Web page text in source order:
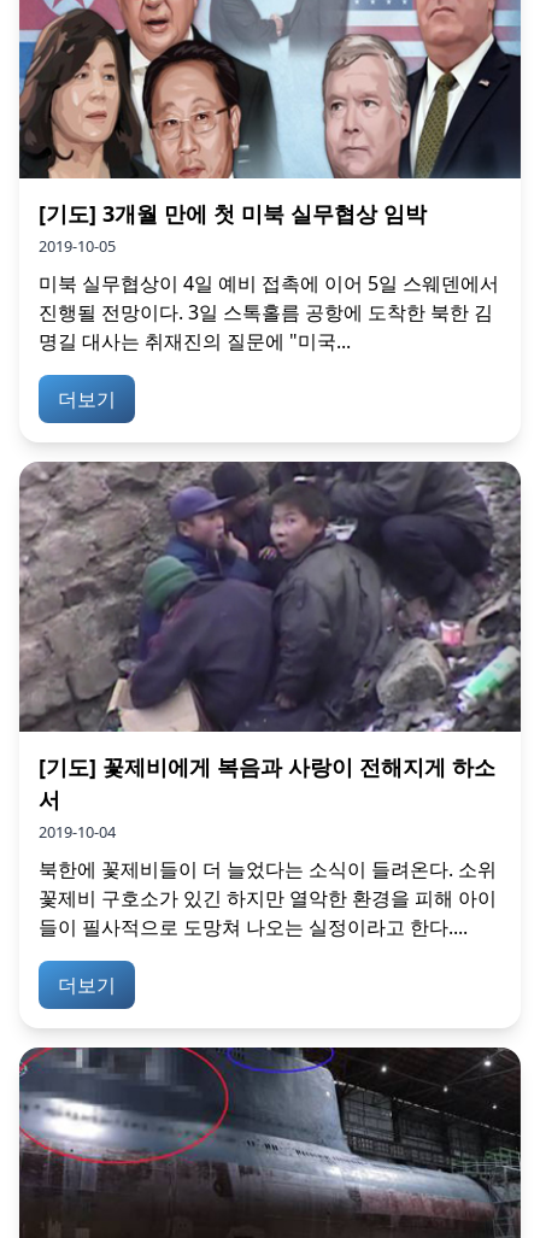
[기도] 3개월 만에 첫 미북 실무협상 임박
2019-10-05
미북 실무협상이 4일 예비 접촉에 이어 5일 스웨덴에서
진행될 전망이다. 3일 스톡홀름 공항에 도착한 북한 김
명길 대사는 취재진의 질문에 "미국...
더보기
[기도] 꽃제비에게 복음과 사랑이 전해지게 하소
서
2019-10-04
북한에 꽃제비들이 더 늘었다는 소식이 들려온다. 소위
꽃제비 구호소가 있긴 하지만 열악한 환경을 피해 아이
들이 필사적으로 도망쳐 나오는 실정이라고 한다....
더보기